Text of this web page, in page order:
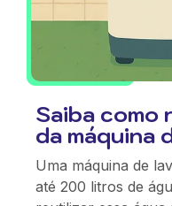
Saiba como
da máquina
Uma máquina de
até 200 litros de